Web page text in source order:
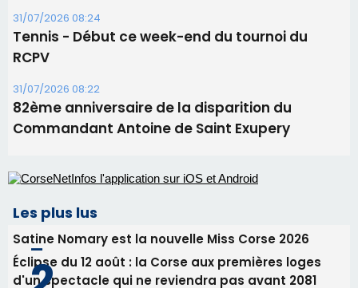
Les plus lus
Satine Nomary est la nouvelle Miss Corse 2026
d'un spectacle qui ne reviendra pas avant 2081
La gendarmerie alerte les restaurateurs corses
face à une nouvelle escroquerie au faux vendeur de
En Corse, un début de saison marqué par une
Deux jeunes Ajacciens sur la voie de la médecine
militaire
Newsletter